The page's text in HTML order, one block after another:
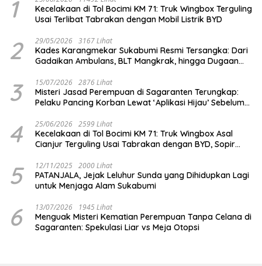
1
Kecelakaan di Tol Bocimi KM 71: Truk Wingbox Terguling
Usai Terlibat Tabrakan dengan Mobil Listrik BYD
2 29/05/2026 3167 Lihat
Kades Karangmekar Sukabumi Resmi Tersangka: Dari
Gadaikan Ambulans, BLT Mangkrak, hingga Dugaan
3 15/07/2026 2876 Lihat
Misteri Jasad Perempuan di Sagaranten Terungkap:
Pelaku Pancing Korban Lewat ‘Aplikasi Hijau’ Sebelum
4 25/06/2026 2599 Lihat
Kecelakaan di Tol Bocimi KM 71: Truk Wingbox Asal
Cianjur Terguling Usai Tabrakan dengan BYD, Sopir
5 12/11/2025 2000 Lihat
PATANJALA, Jejak Leluhur Sunda yang Dihidupkan Lagi
untuk Menjaga Alam Sukabumi
6 13/07/2026 1945 Lihat
Menguak Misteri Kematian Perempuan Tanpa Celana di
Sagaranten: Spekulasi Liar vs Meja Otopsi